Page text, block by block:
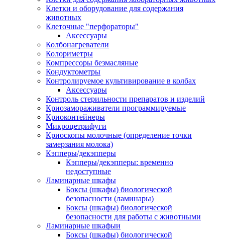
Клетки и оборудование для содержания
животных
Клеточные "перфораторы"
Аксессуары
Колбонагреватели
Колориметры
Компрессоры безмасляные
Кондуктометры
Контролируемое культивирование в колбах
Аксессуары
Контроль стерильности препаратов и изделий
Криозамораживатели программируемые
Криоконтейнеры
Микроцетрифуги
Криоскопы молочные (определение точки
замерзания молока)
Кэпперы/декэпперы
Кэпперы/декэпперы: временно
недоступные
Ламинарные шкафы
Боксы (шкафы) биологической
безопасности (ламинары)
Боксы (шкафы) биологической
безопасности для работы с животными
Ламинарные шкафыи
Боксы (шкафы) биологической